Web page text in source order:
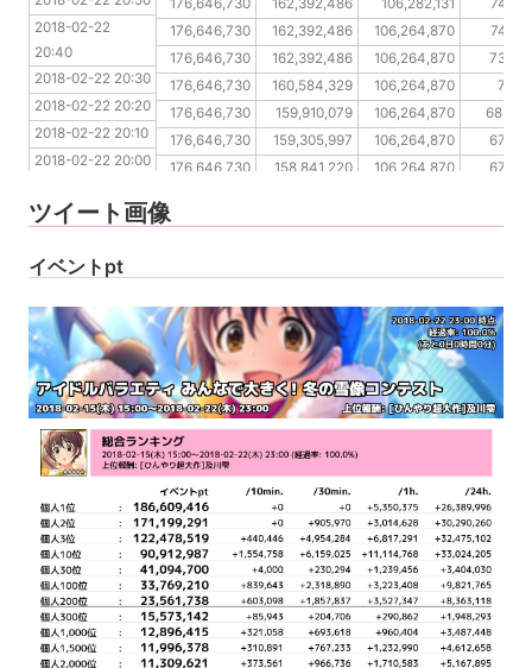
2018-02-22 20:40 176,646,730 162,392,486 106,282,131
2018-02-22 20:30
176,646,730 162,392,486 106,264,870
2018-02-22 20:20
176,646,730 162,392,486 106,264,870
2018-02-22 20:10
176,646,730 160,584,329 106,264,870
2018-02-22 20:00
176,646,730 159,910,079 106,264,870
2018-02-22 19:50
176,646,730 159,305,997 106,264,870
2018-02-22 19:40
176,646,730 158,841,220 106,264,870
2018-02-22
20:40
2018-02-22 20:30
2018-02-22 20:20
2018-02-22 20:10
2018-02-22 20:00
2018-02-22 19:40
ツイート画像
イベントpt